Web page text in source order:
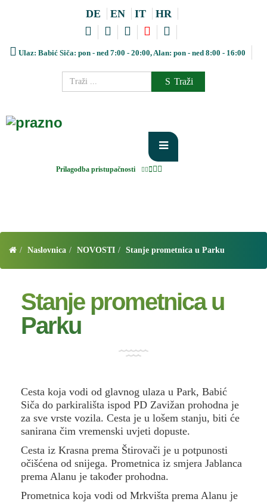
DE EN IT HR
Ulaz: Babić Siča: pon - ned 7:00 - 20:00, Alan: pon - ned 8:00 - 16:00
Traži
Prilagodba pristupačnosti
Naslovnica NOVOSTI Stanje prometnica u Parku
Stanje prometnica u
Parku
Cesta koja vodi od glavnog ulaza u Park, Babić
Siča do parkirališta ispod PD Zavižan prohodna je
za sve vrste vozila. Cesta je u lošem stanju, biti će
sanirana čim vremenski uvjeti dopuste.
Cesta iz Krasna prema Štirovači je u potpunosti
očišćena od snijega. Prometnica iz smjera Jablanca
prema Alanu je također prohodna.
Prometnica koja vodi od Mrkvišta prema Alanu je